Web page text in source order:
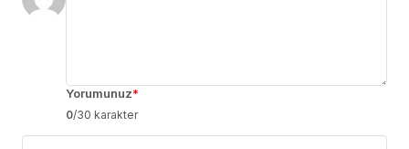
Yorumunuz*
0/30 karakter